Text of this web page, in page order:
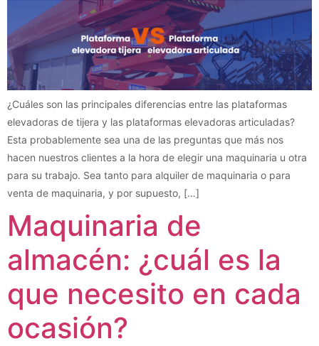
¿Cuáles son las principales diferencias entre las plataformas
elevadoras de tijera y las plataformas elevadoras articuladas?
Esta probablemente sea una de las preguntas que más nos
hacen nuestros clientes a la hora de elegir una maquinaria u otra
para su trabajo. Sea tanto para alquiler de maquinaria o para
venta de maquinaria, y por supuesto, […]
Maquinaria de
almacén: ¿cuál es la
que necesito en cada
ocasión?